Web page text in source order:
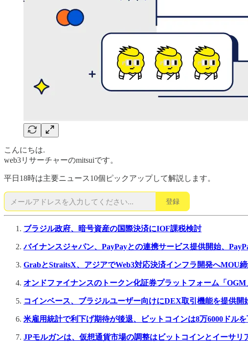
こんにちは.
web3リサーチャーのmitsuiです。
平日18時は主要ニュース10個ピックアップして解説します。
登録
ブラジル政府、暗号資産の国際決済にIOF課税検討
バイナンスジャパン、PayPayとの連携サービス提供開始、
GrabとStraitsX、アジアでWeb3対応決済インフラ開発へMOU
オンドファイナンスのトークン化証券プラットフォーム「
コインベース、ブラジルユーザー向けにDEX取引機能を提供開
米雇用統計で利下げ期待が後退、ビットコインは8万6000ドル
JPモルガンは、仮想通貨市場の調整はビットコインとイーサ